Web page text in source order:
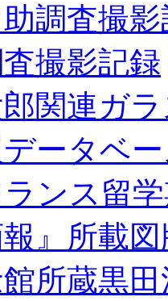
調査撮
撮影記録
関連ガ
ータベ
ンス留
報』所載
所蔵黒